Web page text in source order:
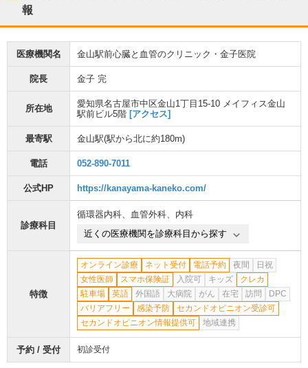
報
医療機関名 金山駅前心臓と血管のクリニック・金子医院
院長 金子 完
所在地
愛知県名古屋市中区金山1丁目15-10 メイフィス金山
駅前ビル5階 [アクセス]
最寄駅 金山駅(駅から北に約180m)
電話 052-890-7011
公式HP https://kanayama-kaneko.com/
診療科目
循環器内科、 血管外科、 内科
近くの医療機関を診療科目から探す
特徴
オンライン診療 ネット受付 電話予約 夜間
日祝
女性医師
スマホ保険証 入院可 キッズ
クレカ
駐車場
英語 外国語 大病院 がん 在宅 訪問
DPC
バリアフリー
感染予防
セカンドオピニオン受診可
セカンドオピニオン情報提供可
地域連携
予約 / 受付 初診受付